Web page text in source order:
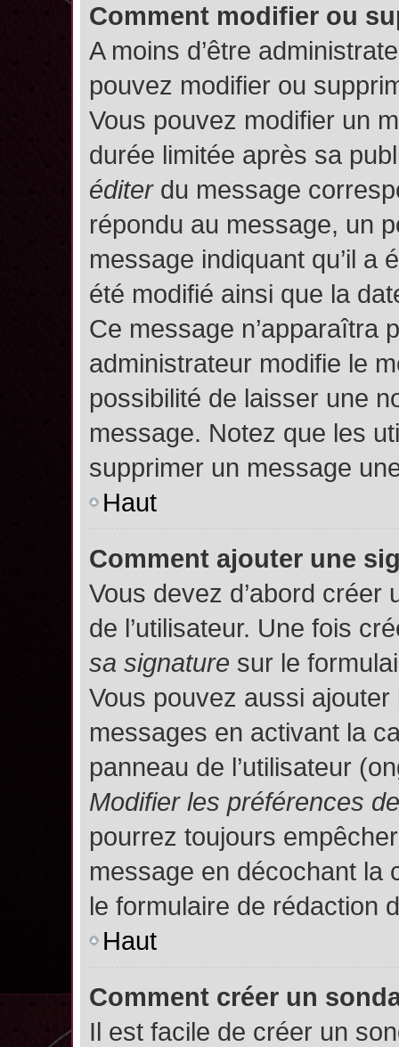
Comment modifier ou
A moins d’être
pouvez modifier ou
Vous pouvez modifier un
durée limitée après sa
éditerdu message
répondu au message, un
message indiquant qu’il a
été modifié ainsi que la
Ce message n’apparaîtra
administrateur modifie le
possibilité de laisser une
message. Notez que les
supprimer un message
Haut
Comment ajouter une
Vous devez d’abord
de l’utilisateur. Une fois
sa signature sur le
Vous pouvez aussi
messages en activant la
panneau de l’utilisateur
Modifier les préférences
pourrez toujours
message en décochant la
le formulaire de rédaction
Haut
Comment créer un
Il est facile de créer un